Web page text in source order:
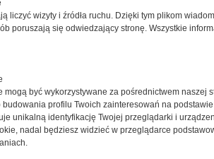
pliki cookies do przechowywania
komputerze. Pliki cookies stosujemy
usług na najwyższym poziomie,
dostosowany do indywidualnych potrzeb.
liczyć wizyty i źródła ruchu. Dzięki tym plikom
poruszają się odwiedzający stronę. Wszystkie
mogą być wykorzystywane za pośrednictwem naszej
budowania profilu Twoich zainteresowań na
unikalną identyfikację Twojej przeglądarki i
nadal będziesz widzieć w przeglądarce